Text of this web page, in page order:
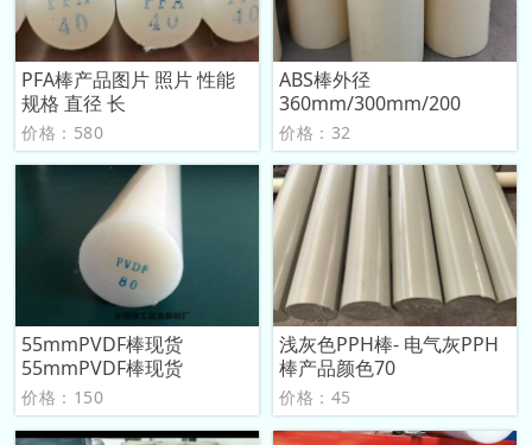
PFA棒产品图片 照片 性能
规格 直径 长
价格：580
ABS棒外径
360mm/300mm/200
价格：32
55mmPVDF棒现货
55mmPVDF棒现货
价格：150
浅灰色PPH棒- 电气灰PPH
棒产品颜色70
价格：45